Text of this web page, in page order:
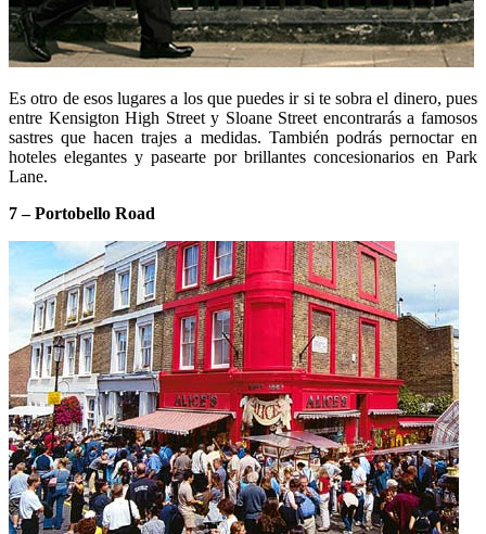
Es otro de esos lugares a los que puedes ir si te sobra el dinero, pues
entre Kensigton High Street y Sloane Street encontrarás a famosos
sastres que hacen trajes a medidas. También podrás pernoctar en
hoteles elegantes y pasearte por brillantes concesionarios en Park
Lane.
7 – Portobello Road